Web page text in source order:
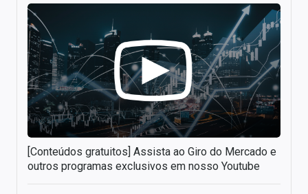
[Conteúdos gratuitos] Assista ao Giro do Mercado e
outros programas exclusivos em nosso Youtube